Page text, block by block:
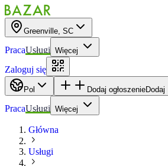
Greenville, SC
PracaUsługi Więcej
Zaloguj się
Pol Dodaj ogłoszenieDodaj
PracaUsługi Więcej
Główna
Usługi